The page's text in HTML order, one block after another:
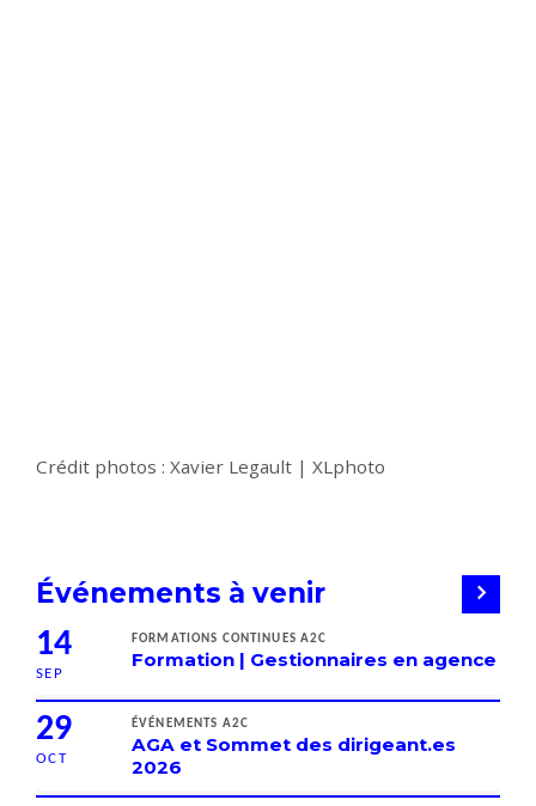
Crédit photos : Xavier Legault | XLphoto
Événements à venir
14
SEP
FORMATIONS CONTINUES A2C
Formation | Gestionnaires en agence
29
OCT
ÉVÉNEMENTS A2C
AGA et Sommet des dirigeant.es
2026